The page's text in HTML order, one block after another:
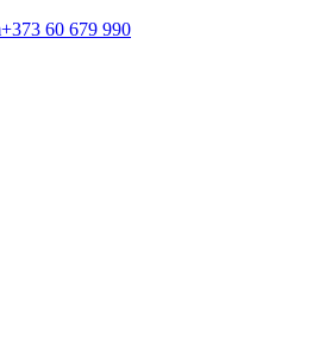
+373 60 679 990